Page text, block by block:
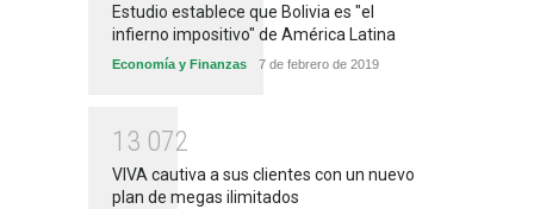
Estudio establece que Bolivia es "el
infierno impositivo" de América Latina
Economía y Finanzas 7 de febrero de 2019
1 3 072
VIVA cautiva a sus clientes con un nuevo
plan de megas ilimitados